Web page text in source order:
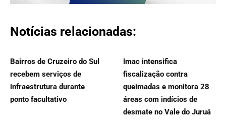
Notícias relacionadas:
Bairros de Cruzeiro do Sul
recebem serviços de
infraestrutura durante
ponto facultativo
Imac intensifica
fiscalização contra
queimadas e monitora 28
áreas com indícios de
desmate no Vale do Juruá